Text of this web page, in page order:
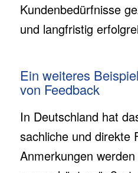
Kundenbedürfnisse
und langfristig
Ein weiteres
von Feedback
In Deutschland hat
sachliche und direkte
Anmerkungen